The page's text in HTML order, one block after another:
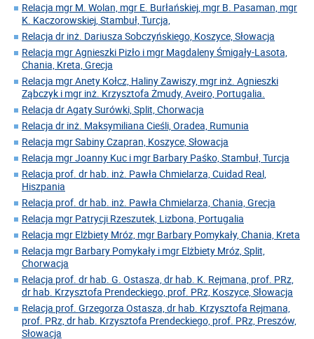
Relacja mgr M. Wolan, mgr E. Burłańskiej, mgr B. Pasaman, mgr
K. Kaczorowskiej, Stambuł, Turcja,
Relacja dr inż. Dariusza Sobczyńskiego, Koszyce, Słowacja
Relacja mgr Agnieszki Pizło i mgr Magdaleny Śmigały-Lasota,
Chania, Kreta, Grecja
Relacja mgr Anety Kołcz, Haliny Zawiszy, mgr inż. Agnieszki
Ząbczyk i mgr inż. Krzysztofa Żmudy, Aveiro, Portugalia.
Relacja dr Agaty Surówki, Split, Chorwacja
Relacja dr inż. Maksymiliana Cieśli, Oradea, Rumunia
Relacja mgr Sabiny Czapran, Koszyce, Słowacja
Relacja mgr Joanny Kuc i mgr Barbary Paśko, Stambuł, Turcja
Relacja prof. dr hab. inż. Pawła Chmielarza, Cuidad Real,
Hiszpania
Relacja prof. dr hab. inż. Pawła Chmielarza, Chania, Grecja
Relacja mgr Patrycji Rzeszutek, Lizbona, Portugalia
Relacja mgr Elżbiety Mróz, mgr Barbary Pomykały, Chania, Kreta
Relacja mgr Barbary Pomykały i mgr Elżbiety Mróz, Split,
Chorwacja
Relacja prof. dr hab. G. Ostasza, dr hab. K. Rejmana, prof. PRz,
dr hab. Krzysztofa Prendeckiego, prof. PRz, Koszyce, Słowacja
Relacja prof. Grzegorza Ostasza, dr hab. Krzysztofa Rejmana,
prof. PRz, dr hab. Krzysztofa Prendeckiego, prof. PRz, Preszów,
Słowacja